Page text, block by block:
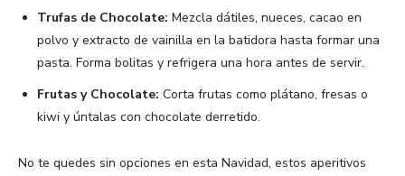
Trufas de Chocolate: Mezcla dátiles, nueces, cacao en
polvo y extracto de vainilla en la batidora hasta formar una
pasta. Forma bolitas y refrigera una hora antes de servir.
Frutas y Chocolate: Corta frutas como plátano, fresas o
kiwi y úntalas con chocolate derretido.
No te quedes sin opciones en esta Navidad, estos aperitivos